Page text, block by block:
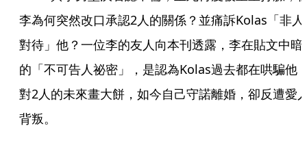
李為何突然改口承認2人的關係？並痛訴Kolas「非人
對待」他？一位李的友人向本刊透露，李在貼文中暗
的「不可告人祕密」，是認為Kolas過去都在哄騙他
對2人的未來畫大餅，如今自己守諾離婚，卻反遭愛
背叛。